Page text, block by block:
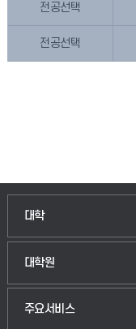
전공선택
전공선택
대학
인문융합공공인재학부
법경영학부
대학원
일반대학원
산업대학원
주요서비스
입학안내